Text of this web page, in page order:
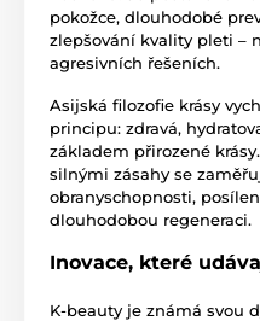
pokožce, dlouhodobé
zlepšování kvality pleti –
agresivních řešeních.
Asijská filozofie krásy
principu: zdravá,
základem přirozené
silnými zásahy se
obranyschopnosti,
dlouhodobou regeneraci.
Inovace, které
K-beauty je známá svou